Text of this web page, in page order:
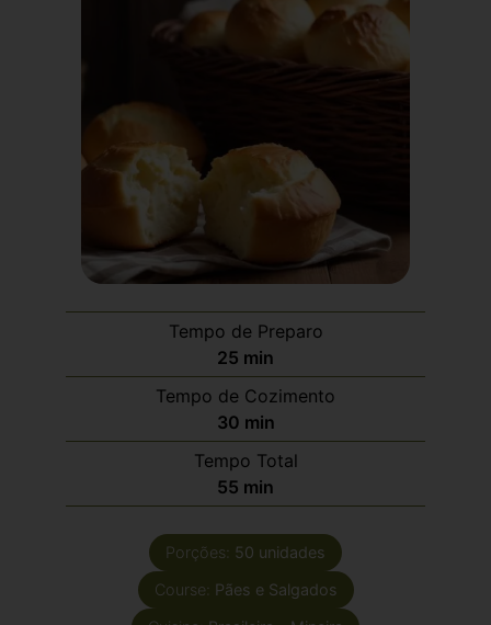
Tempo de Preparo
25 min
Tempo de Cozimento
30 min
Tempo Total
55 min
Porções: 50 unidades
Course: Pães e Salgados